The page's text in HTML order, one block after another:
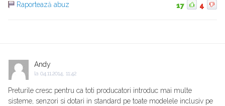
Raportează abuz
17 4
Andy
la 04.11.2014, 11:42
Preturile cresc pentru ca toti producatori introduc mai multe
sisteme, senzori si dotari in standard pe toate modelele inclusiv pe